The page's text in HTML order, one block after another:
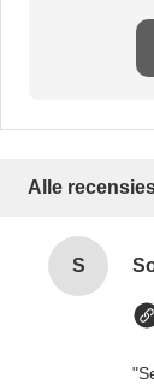
Alle
S